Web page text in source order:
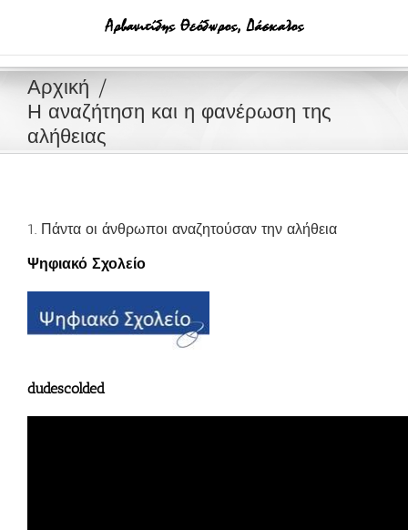
Αρχική
Η αναζήτηση και η φανέρωση της
αλήθειας
1. Πάντα οι άνθρωποι αναζητούσαν την αλήθεια
Ψηφιακό Σχολείο
dudescolded